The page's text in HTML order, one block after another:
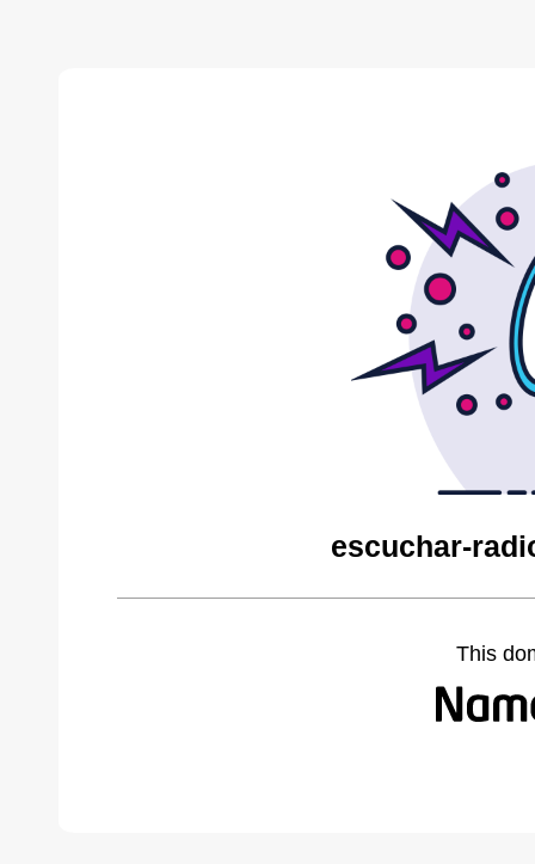
escuchar-
This